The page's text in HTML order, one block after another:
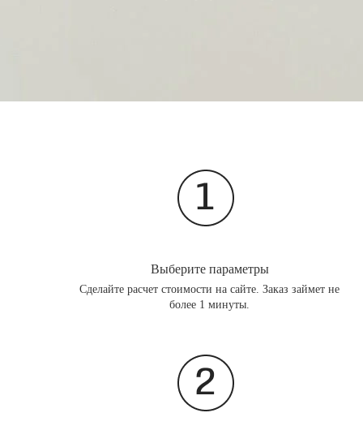
Выберите параметры
Сделайте расчет стоимости на сайте. Заказ займет не
более 1 минуты.